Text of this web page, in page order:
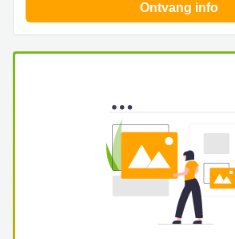
Ontvang info